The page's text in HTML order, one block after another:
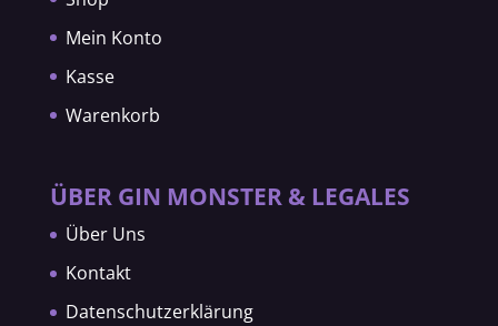
Mein Konto
Kasse
Warenkorb
ÜBER GIN MONSTER & LEGALES
Über Uns
Kontakt
Datenschutzerklärung